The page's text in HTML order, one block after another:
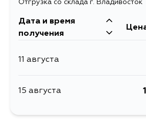
Отгрузка со склада г. Владивосток
Дата и время
получения
11 августа
15 августа